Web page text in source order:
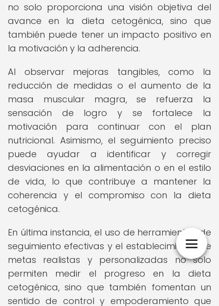
no solo proporciona una visión objetiva del
avance en la dieta cetogénica, sino que
también puede tener un impacto positivo en
la motivación y la adherencia.
Al observar mejoras tangibles, como la
reducción de medidas o el aumento de la
masa muscular magra, se refuerza la
sensación de logro y se fortalece la
motivación para continuar con el plan
nutricional. Asimismo, el seguimiento preciso
puede ayudar a identificar y corregir
desviaciones en la alimentación o en el estilo
de vida, lo que contribuye a mantener la
coherencia y el compromiso con la dieta
cetogénica.
En última instancia, el uso de herramientas de
seguimiento efectivas y el establecimiento de
metas realistas y personalizadas no solo
permiten medir el progreso en la dieta
cetogénica, sino que también fomentan un
sentido de control y empoderamiento que